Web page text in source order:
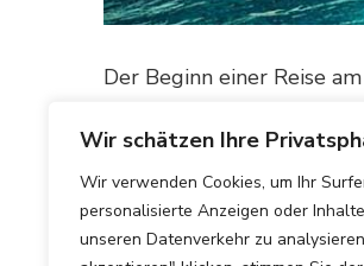
Wir schätzen Ihre
Wir verwenden Cookies, um Ihr
personalisierte Anzeigen oder
unseren Datenverkehr zu
Der Beginn einer Reise
lebendigen Farben der